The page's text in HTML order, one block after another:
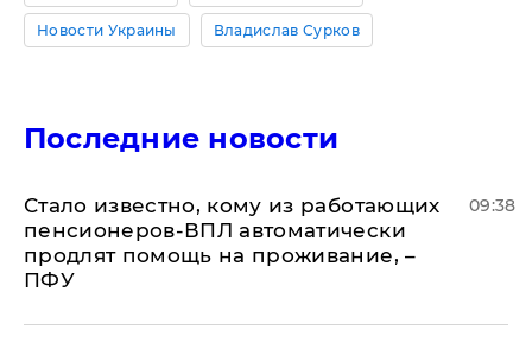
Новости Украины Владислав Сурков
Последние новости
Стало известно, кому из работающих
пенсионеров-ВПЛ автоматически
продлят помощь на проживание, –
ПФУ
09:38